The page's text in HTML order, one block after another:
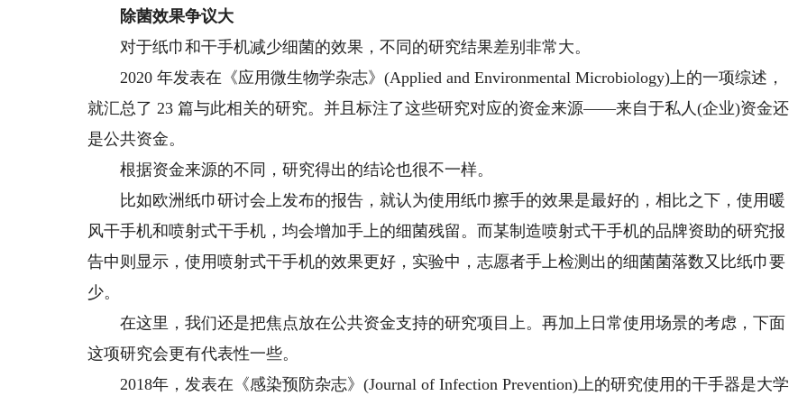
除菌效果争议大
对于纸巾和干手机减少细菌的效果，不同的研究结果差别非常大。
2020 年发表在《应用微生物学杂志》(Applied and Environmental Microbiology)上的一项综述，
就汇总了 23 篇与此相关的研究。并且标注了这些研究对应的资金来源——来自于私人(企业)资金还
是公共资金。
根据资金来源的不同，研究得出的结论也很不一样。
比如欧洲纸巾研讨会上发布的报告，就认为使用纸巾擦手的效果是最好的，相比之下，使用暖
风干手机和喷射式干手机，均会增加手上的细菌残留。而某制造喷射式干手机的品牌资助的研究报
告中则显示，使用喷射式干手机的效果更好，实验中，志愿者手上检测出的细菌菌落数又比纸巾要
少。
在这里，我们还是把焦点放在公共资金支持的研究项目上。再加上日常使用场景的考虑，下面
这项研究会更有代表性一些。
2018年，发表在《感染预防杂志》(Journal of Infection Prevention)上的研究使用的干手器是大学